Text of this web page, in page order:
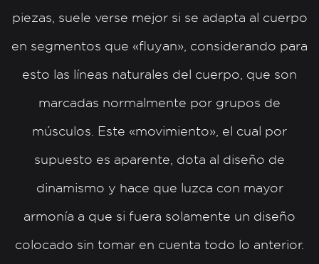
piezas, suele verse mejor si se adapta al cuerpo
en segmentos que «fluyan», considerando para
esto las líneas naturales del cuerpo, que son
marcadas normalmente por grupos de
músculos. Este «movimiento», el cual por
supuesto es aparente, dota al diseño de
dinamismo y hace que luzca con mayor
armonía a que si fuera solamente un diseño
colocado sin tomar en cuenta todo lo anterior.